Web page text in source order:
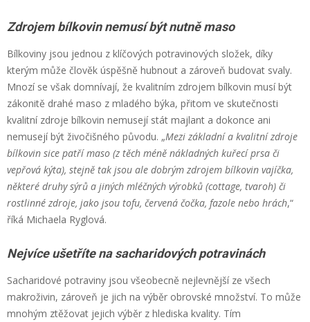
Zdrojem bílkovin nemusí být nutně maso
Bílkoviny jsou jednou z klíčových potravinových složek, díky
kterým může člověk úspěšně hubnout a zároveň budovat svaly.
Mnozí se však domnívají, že kvalitním zdrojem bílkovin musí být
zákonitě drahé maso z mladého býka, přitom ve skutečnosti
kvalitní zdroje bílkovin nemusejí stát majlant a dokonce ani
nemusejí být živočišného původu. „Mezi základní a kvalitní zdroje
bílkovin sice patří maso (z těch méně nákladných kuřecí prsa či
vepřová kýta), stejně tak jsou ale dobrým zdrojem bílkovin vajíčka,
některé druhy sýrů a jiných mléčných výrobků (cottage, tvaroh) či
rostlinné zdroje, jako jsou tofu, červená čočka, fazole nebo hrách,“
říká Michaela Ryglová.
Nejvíce ušetříte na sacharidových potravinách
Sacharidové potraviny jsou všeobecně nejlevnější ze všech
makroživin, zároveň je jich na výběr obrovské množství. To může
mnohým ztěžovat jejich výběr z hlediska kvality. Tím